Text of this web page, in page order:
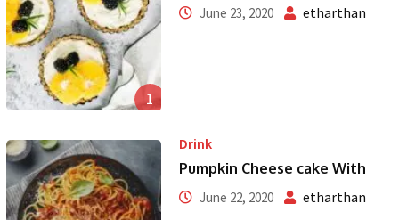
1
June 23, 2020 etharthan
Drink
Pumpkin Cheese cake With
June 22, 2020 etharthan